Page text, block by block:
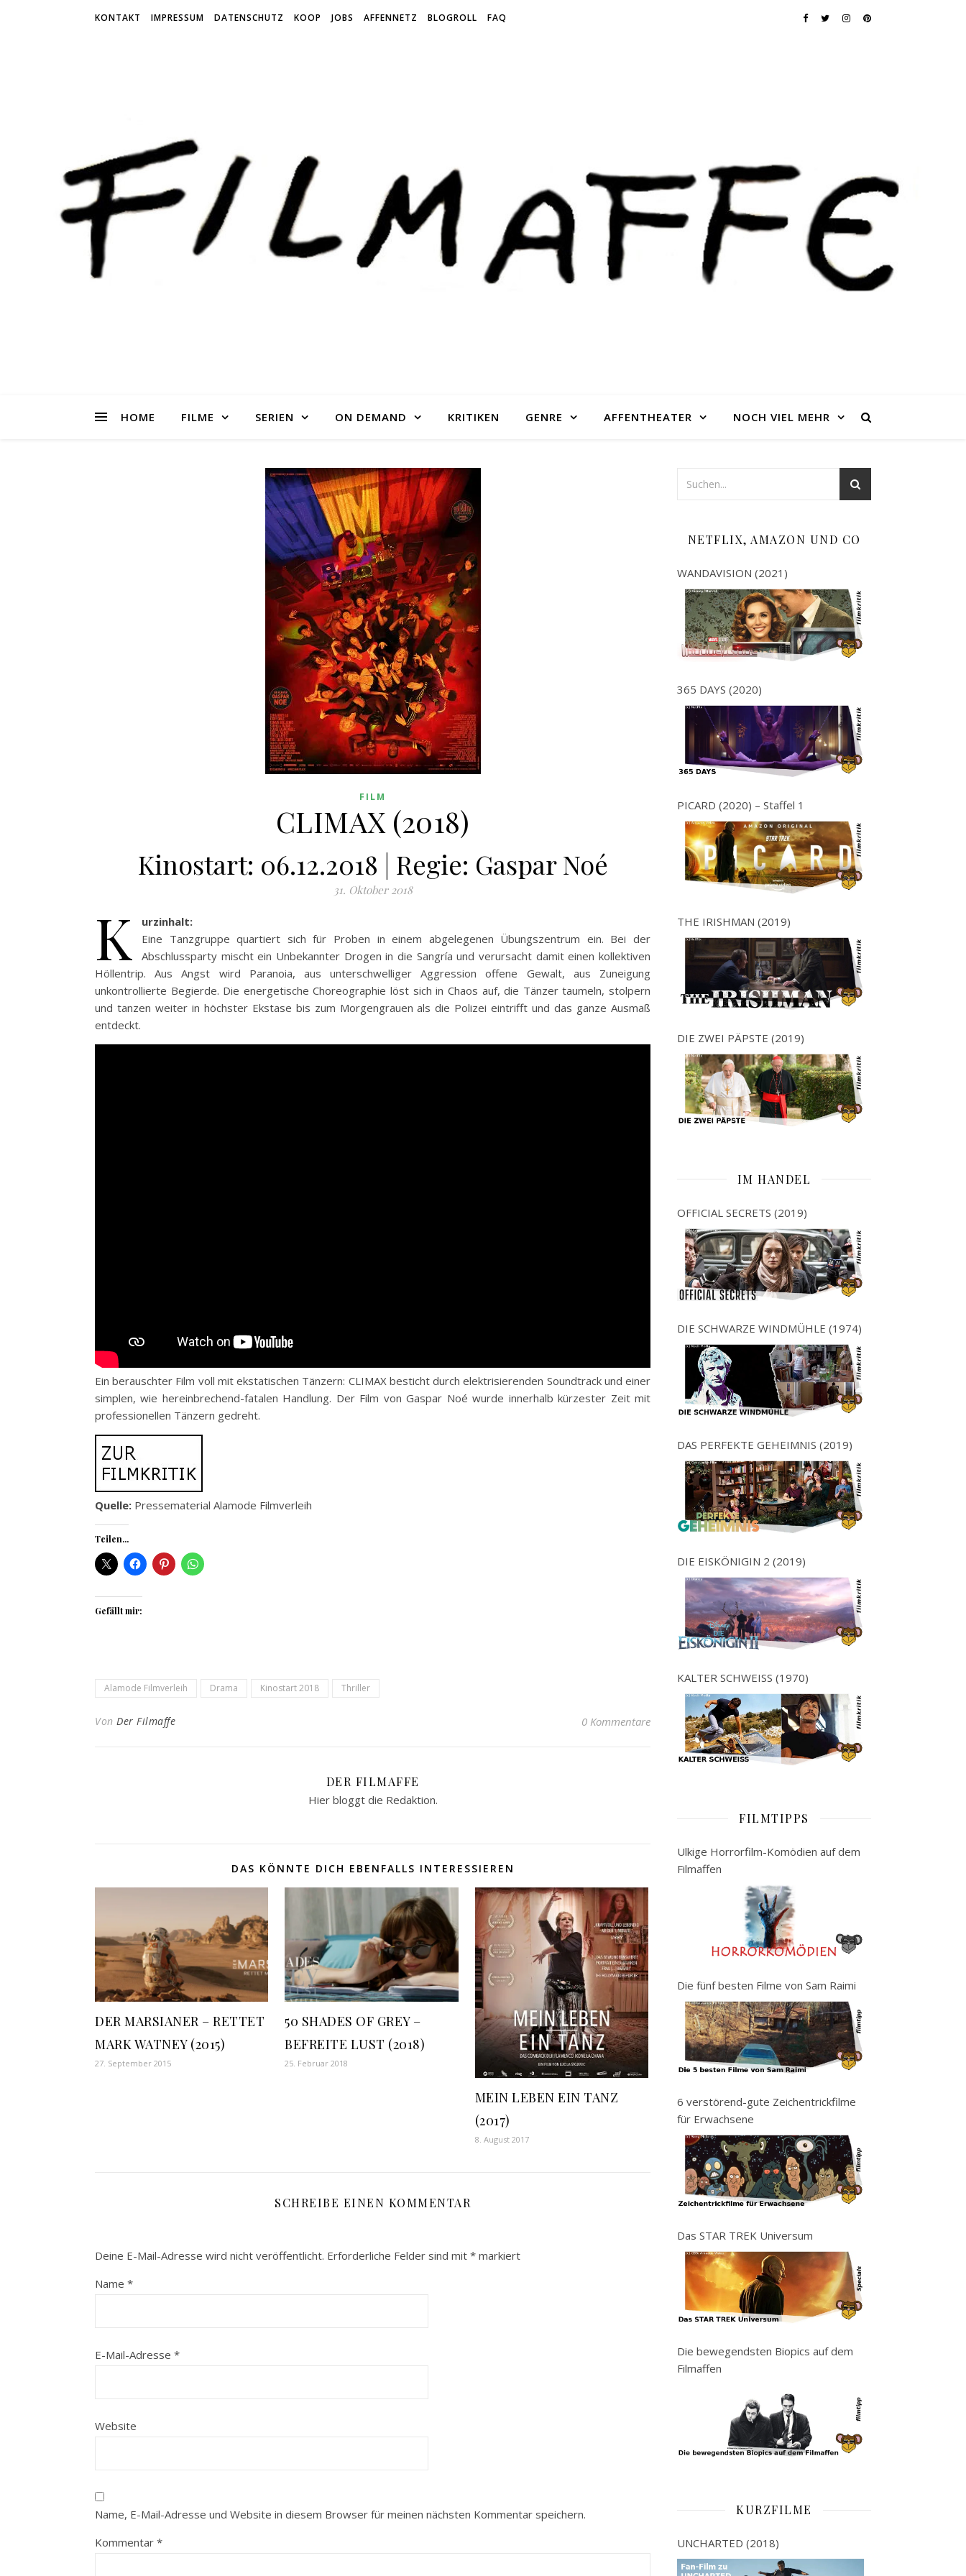
KONTAKT IMPRESSUM DATENSCHUTZ KOOP JOBS AFFENNETZ BLOGROLL FAQ
HOME FILME SERIEN ON DEMAND KRITIKEN GENRE AFFENTHEATER NOCH VIEL MEHR
FILM
CLIMAX (2018)
Kinostart: 06.12.2018 | Regie: Gaspar Noé
31. Oktober 2018
K
urzinhalt:
Eine Tanzgruppe quartiert sich für Proben in einem abgelegenen Übungszentrum ein. Bei der
Abschlussparty mischt ein Unbekannter Drogen in die Sangría und verursacht damit einen kollektiven
Höllentrip. Aus Angst wird Paranoia, aus unterschwelliger Aggression offene Gewalt, aus Zuneigung
unkontrollierte Begierde. Die energetische Choreographie löst sich in Chaos auf, die Tänzer taumeln, stolpern
und tanzen weiter in höchster Ekstase bis zum Morgengrauen als die Polizei eintrifft und das ganze Ausmaß
entdeckt.
Ein berauschter Film voll mit ekstatischen Tänzern: CLIMAX besticht durch elektrisierenden Soundtrack und einer
simplen, wie hereinbrechend-fatalen Handlung. Der Film von Gaspar Noé wurde innerhalb kürzester Zeit mit
professionellen Tänzern gedreht.
Quelle: Pressematerial Alamode Filmverleih
Teilen...
Gefällt mir:
Alamode Filmverleih Drama Kinostart 2018 Thriller
Von Der Filmaffe 0 Kommentare
DER FILMAFFE
Hier bloggt die Redaktion.
DAS KÖNNTE DICH EBENFALLS INTERESSIEREN
DER MARSIANER – RETTET
MARK WATNEY (2015)
27. September 2015
50 SHADES OF GREY –
BEFREITE LUST (2018)
25. Februar 2018
MEIN LEBEN EIN TANZ
(2017)
8. August 2017
SCHREIBE EINEN KOMMENTAR
Deine E-Mail-Adresse wird nicht veröffentlicht. Erforderliche Felder sind mit * markiert
Name *
E-Mail-Adresse *
Website
Name, E-Mail-Adresse und Website in diesem Browser für meinen nächsten Kommentar speichern.
Kommentar *
NETFLIX, AMAZON UND CO
WANDAVISION (2021)
365 DAYS (2020)
PICARD (2020) – Staffel 1
THE IRISHMAN (2019)
DIE ZWEI PÄPSTE (2019)
IM HANDEL
OFFICIAL SECRETS (2019)
DIE SCHWARZE WINDMÜHLE (1974)
DAS PERFEKTE GEHEIMNIS (2019)
DIE EISKÖNIGIN 2 (2019)
KALTER SCHWEISS (1970)
FILMTIPPS
Ulkige Horrorfilm-Komödien auf dem
Filmaffen
Die fünf besten Filme von Sam Raimi
6 verstörend-gute Zeichentrickfilme
für Erwachsene
Das STAR TREK Universum
Die bewegendsten Biopics auf dem
Filmaffen
KURZFILME
UNCHARTED (2018)